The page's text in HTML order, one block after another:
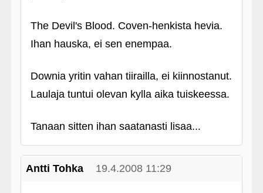
The Devil's Blood. Coven-henkista hevia.
Ihan hauska, ei sen enempaa.
Downia yritin vahan tiirailla, ei kiinnostanut.
Laulaja tuntui olevan kylla aika tuiskeessa.
Tanaan sitten ihan saatanasti lisaa...
Antti Tohka 19.4.2008 11:29